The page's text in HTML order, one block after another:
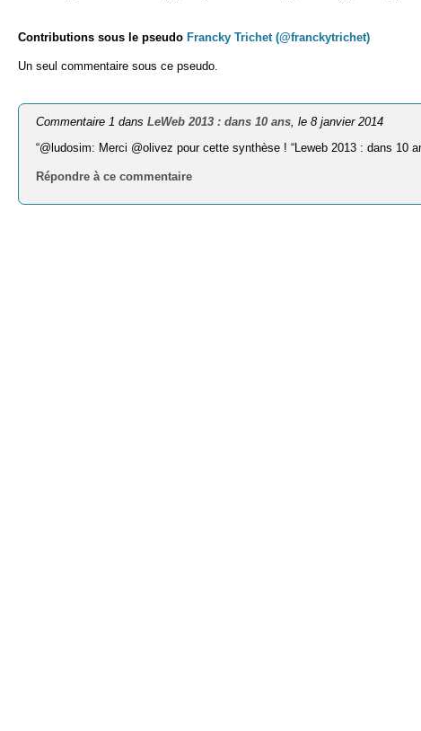
Contributions sous le pseudo Francky Trichet (@franckytrichet)
Un seul commentaire sous ce pseudo.
Commentaire 1 dansLeWeb 2013 : dans 10 ans , le 8 janvier 2014
“@ludosim: Merci @olivez pour cette synthèse ! “Leweb 2013 : dans 10
Répondre à ce commentaire